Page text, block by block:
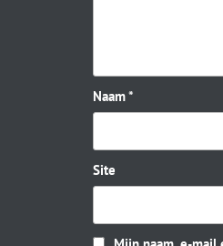
Naam*
Site